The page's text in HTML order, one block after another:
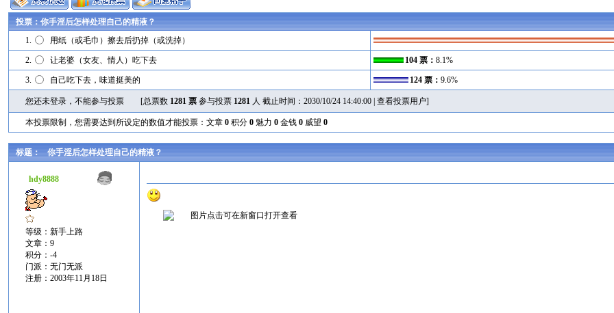
投票：你手淫后怎样处理自己的精液？
1.
用纸（或毛巾）擦去后扔掉（或洗掉）
2. 让老婆（女友、情人）吃下去 104 票： 8.1%
3. 自己吃下去，味道挺美的 124 票： 9.6%
您还未登录，不能参与投票 [总票数 1281 票 参与投票 1281 人 截止时间：2030/10/24 14:40:00 |查看投票用户]
本投票限制，您需要达到所设定的数值才能投票：文章0 积分0 魅力0 金钱0 威望0
标题： 你手淫后怎样处理自己的精液？
hdy8888
等级：新手上路
文章：9
积分：-4
门派：无门无派
注册：2003年11月18日